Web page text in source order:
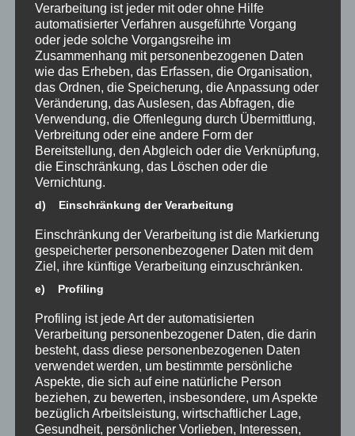
Erinnern, gedenken, handeln: Die
Klasse 10a putzt Stolpersteine in
Schulnähe
04.07.2025
In der letzten Geschichtsstunde dieses
Schuljahres hat die Klasse 10a ein
besonderes Zeichen gesetzt:
Gemeinsam machten sich die
Schülerinnen und Schüler auf den Weg,
um...
Einige Worte vom Förderverein
zum Förderverein
SCHULjahresende
03.07.2025
Das Schuljahr 2024/25 ist so gut wie
vorbei...."Geschafft" wird das
Kollegium sagen, "Wie wird das
Verarbeitung ist jeder mit oder ohne Hilfe
automatisierter Verfahren ausgeführte Vorgang
oder jede solche Vorgangsreihe im
Zusammenhang mit personenbezogenen Daten
wie das Erheben, das Erfassen, die Organisation,
das Ordnen, die Speicherung, die Anpassung oder
Veränderung, das Auslesen, das Abfragen, die
Verwendung, die Offenlegung durch Übermittlung,
Verbreitung oder eine andere Form der
Bereitstellung, den Abgleich oder die Verknüpfung,
die Einschränkung, das Löschen oder die
Vernichtung.
d) Einschränkung der Verarbeitung
Einschränkung der Verarbeitung ist die Markierung
gespeicherter personenbezogener Daten mit dem
Ziel, ihre künftige Verarbeitung einzuschränken.
e) Profiling
Profiling ist jede Art der automatisierten
Verarbeitung personenbezogener Daten, die darin
besteht, dass diese personenbezogenen Daten
verwendet werden, um bestimmte persönliche
Aspekte, die sich auf eine natürliche Person
beziehen, zu bewerten, insbesondere, um Aspekte
bezüglich Arbeitsleistung, wirtschaftlicher Lage,
Gesundheit, persönlicher Vorlieben, Interessen,